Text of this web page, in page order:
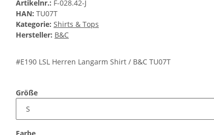
Artikelnr.: F-028.42-J
HAN: TU07T
Kategorie: Shirts & Tops
Hersteller: B&C
#E190 LSL Herren Langarm Shirt / B&C TU07T
Größe